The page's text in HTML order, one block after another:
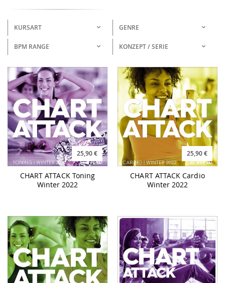
KURSART GENRE
BPM RANGE KONZEPT / SERIE
25,90 €
CHART ATTACK Toning
Winter 2022
25,90 €
CHART ATTACK Cardio
Winter 2022